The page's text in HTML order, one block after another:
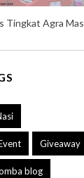
Tingkat Agra Mas
Giveaway
blog